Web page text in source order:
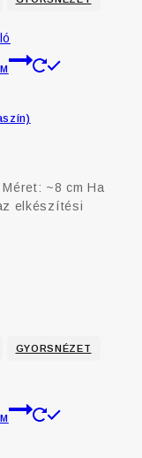
~8 cm Ha
elkészítési
GYORSNÉZET